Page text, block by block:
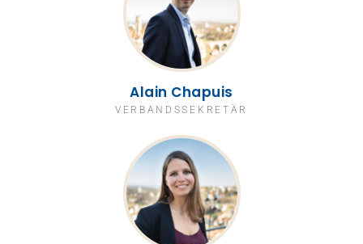
Alain Chapuis
VERBANDSSEKRETÄR